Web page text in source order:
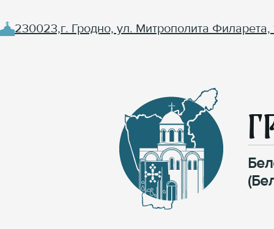
230023,г. Гродно, ул. Митрополита Филарета,